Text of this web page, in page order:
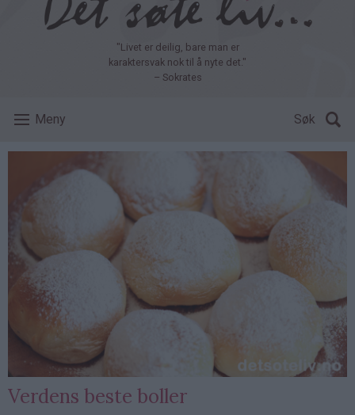
"Livet er deilig, bare man er
karaktersvak nok til å nyte det."
– Sokrates
Meny Søk
Verdens beste boller